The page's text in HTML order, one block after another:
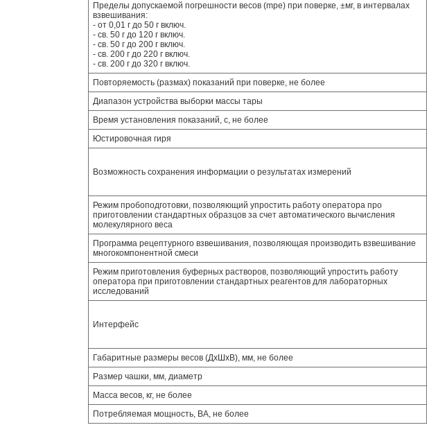
Пределы допускаемой погрешности весов (mpe) при поверке, ±мг, в интервалах
взвешивания:
- от 0,01 г до 50 г включ.
- св. 50 г до 120 г включ.
- св. 50 г до 200 г включ.
- св. 200 г до 220 г включ.
- св. 200 г до 320 г включ.
Повторяемость (размах) показаний при поверке, не более
Диапазон устройства выборки массы тары
Время установления показаний, с, не более
Юстировочная гиря
Возможность сохранения информации о результатах измерений
Режим пробоподготовки, позволяющий упростить работу оператора про
приготовлении стандартных образцов за счет автоматического вычисления
молекулярного веса
Программа рецептурного взвешивания, позволяющая производить взвешивание
многокомпонентной смеси
Режим приготовления буферных растворов, позволяющий упростить работу
оператора при приготовлении стандартных реагентов для лабораторных
исследований
Интерфейс
Габаритные размеры весов (ДхШхВ), мм, не более
Размер чашки, мм, диаметр
Масса весов, кг, не более
Потребляемая мощность, ВА, не более